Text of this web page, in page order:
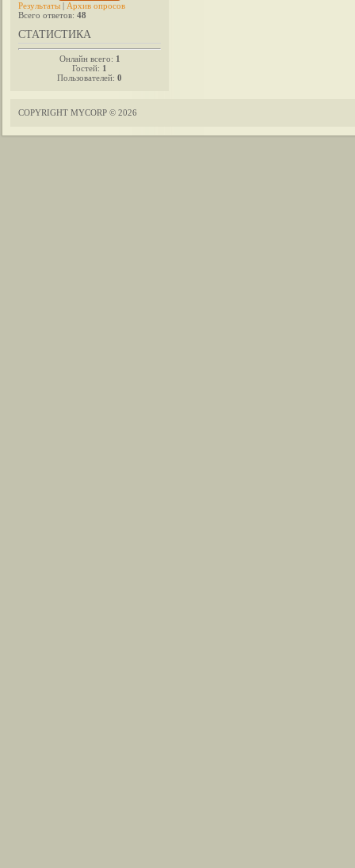
Результаты | Архив опросов
Всего ответов: 48
СТАТИСТИКА
Онлайн всего: 1
Гостей: 1
Пользователей: 0
COPYRIGHT MYCORP © 2026